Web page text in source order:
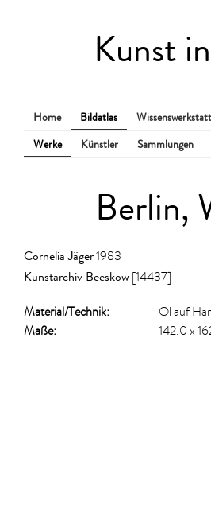
Kunst
Home Bildatlas Wissenswerkstatt
Werke
Künstler Sammlungen
Berlin,
Cornelia Jäger1983
Kunstarchiv Beeskow [14437]
Material/​Technik:
Öl auf
Maße:
142.0 x